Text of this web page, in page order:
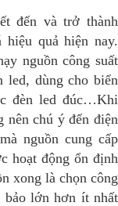
đến và trở thành
hiệu quả hiện nay.
nguồn công suất
led, dùng cho biển
đèn led đúc…Khi
nên chú ý đến điện
nguồn cung cấp
hoạt động ổn định
xong là chọn công
bảo lớn hơn ít nhất